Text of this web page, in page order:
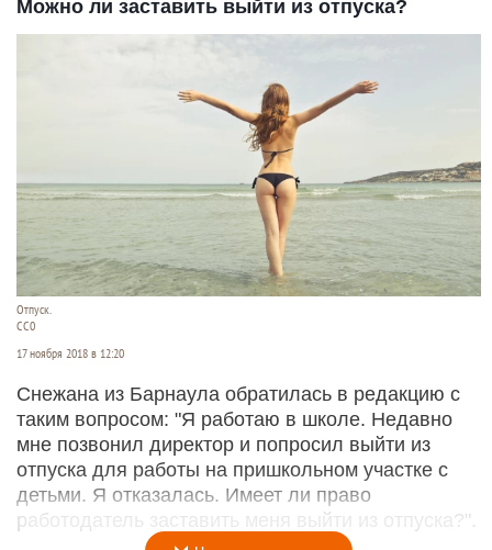
Можно ли заставить выйти из отпуска?
Отпуск.
СС0
17 ноября 2018 в 12:20
Снежана из Барнаула обратилась в редакцию с
таким вопросом: "Я работаю в школе. Недавно
мне позвонил директор и попросил выйти из
отпуска для работы на пришкольном участке с
детьми. Я отказалась. Имеет ли право
работодатель заставить меня выйти из отпуска?".